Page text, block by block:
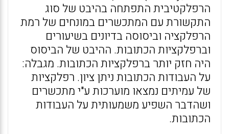
הרפלקטיבית התפתחה בהיבט של סוג
התקשורת עם המתכשרים במונחים של רמת
הרפלקציה וביסוסה בדיונים בשיעורים
וברפלקציות הכתובות. ההיבט של הביסוס
היה חזק יותר ברפלקציות הכתובות. מגבלה:
על העבודות הכתובות ניתן ציון. רפלקציות
של עמיתים נמצאו מוערכות ע"י מתכשרים
ושהדבר השפיע משמעותית על העבודות
הכתובות.